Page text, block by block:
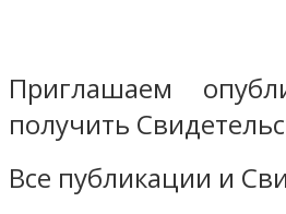
Приглашаем
получить
Все публикации и